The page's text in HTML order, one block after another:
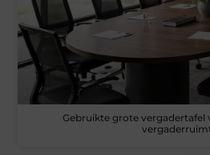
Gebruikte grote vergadertafel